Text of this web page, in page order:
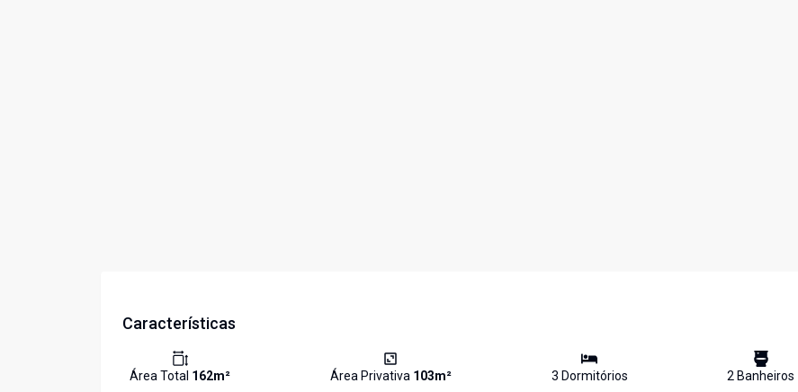
Características
Área Total 162m² Área Privativa 103m² 3 Dormitórios 2 Banheiros